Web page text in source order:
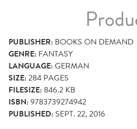
PUBLISHER: BOOKS ON DEMAND
GENRE: FANTASY
LANGUAGE:GERMAN
SIZE:284 PAGES
FILESIZE: 846.2 KB
ISBN:9783739274942
PUBLISHED: SEPT. 22, 2016